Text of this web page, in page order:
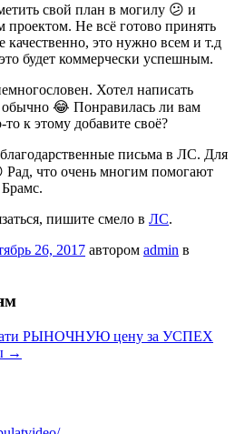
свой план в могилу 😕 и
Не всё готово принять
качественно, это нужно всем и т.д
будет коммерчески успешным.
Хотел написать
обычно 😂 Понравилась ли вам
к этому добавите своё?
письма в ЛС. Для
Рад, что очень многим помогают
пишите смело в ЛС.
26, 2017 автором admin в
РЫНОЧНУЮ цену за УСПЕХ
→